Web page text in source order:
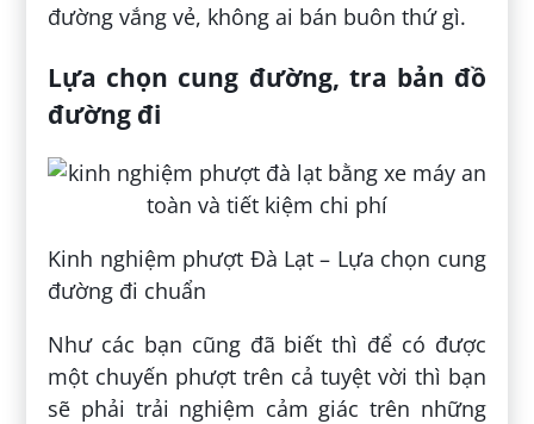
đường vắng vẻ, không ai bán buôn thứ gì.
Lựa chọn cung đường, tra bản đồ
đường đi
Kinh nghiệm phượt Đà Lạt – Lựa chọn cung
đường đi chuẩn
Như các bạn cũng đã biết thì để có được
một chuyến phượt trên cả tuyệt vời thì bạn
sẽ phải trải nghiệm cảm giác trên những